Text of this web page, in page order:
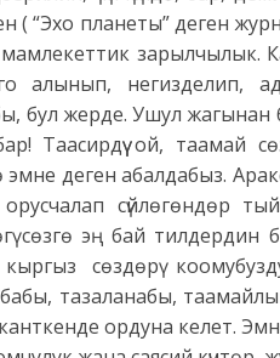
( “Эхо планеты” деген
мамлекеттик зарылчылык.
алынып, негизделип,
бул жерде. Ушул жагынан
Таасирдүү ой, таамай
эмне деген абалдабыз.
сүйлөгөндөр
сөзгө эң бай
сөздөрү
тазаланабы, таамайлык,
ордуна келет.